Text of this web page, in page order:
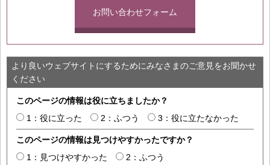
お問い合わせフォーム
より良いウェブサイトにするためにみなさまのご意見をお聞かせ
ください
このページの情報は役に立ちましたか？
1：役に立った
2：ふつう 3：役に立たなかった
このページの情報は見つけやすかったですか？
1：見つけやすかった
2：ふつう